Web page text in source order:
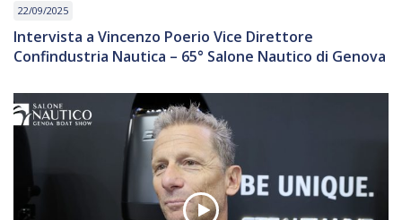
22/09/2025
Intervista a Vincenzo Poerio Vice Direttore
Confindustria Nautica – 65° Salone Nautico di Genova